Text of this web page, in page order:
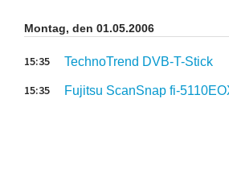
Montag, den 01.05.2006
TechnoTrend DVB-T-Stick
15:35
Fujitsu ScanSnap fi-
15:35